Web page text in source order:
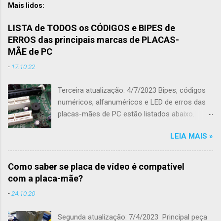
Mais lidos:
LISTA de TODOS os CÓDIGOS e BIPES de
ERROS das principais marcas de PLACAS-
MÃE de PC
- 17.10.22
Terceira atualização: 4/7/2023 Bipes, códigos
numéricos, alfanuméricos e LED de erros das
placas-mães de PC estão listados abaixo.
sites de suporte das fabricantes de placas-
mães de modo a não ter qualquer informação
equivocada. As marcas de placas-mães
podem ter 1, 2 ou 3 listas diferentes de
LEIA MAIS »
Como saber se placa de vídeo é compatível
com a placa-mãe?
- 24.10.20
Segunda atualização: 7/4/2023 Principal peça